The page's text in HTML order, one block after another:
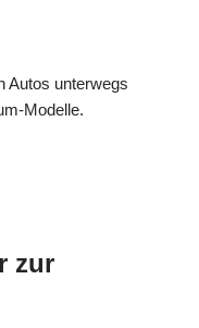
Autos unterwegs
Modelle.
zur